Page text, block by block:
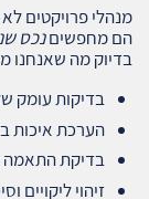
מנהלי פרויקטים
הם מחפשיםנכס
בדיוק מה שאנחנו
בדיקות עומק
הערכת איכות
בדיקת התאמה
זיהוי ליקויים